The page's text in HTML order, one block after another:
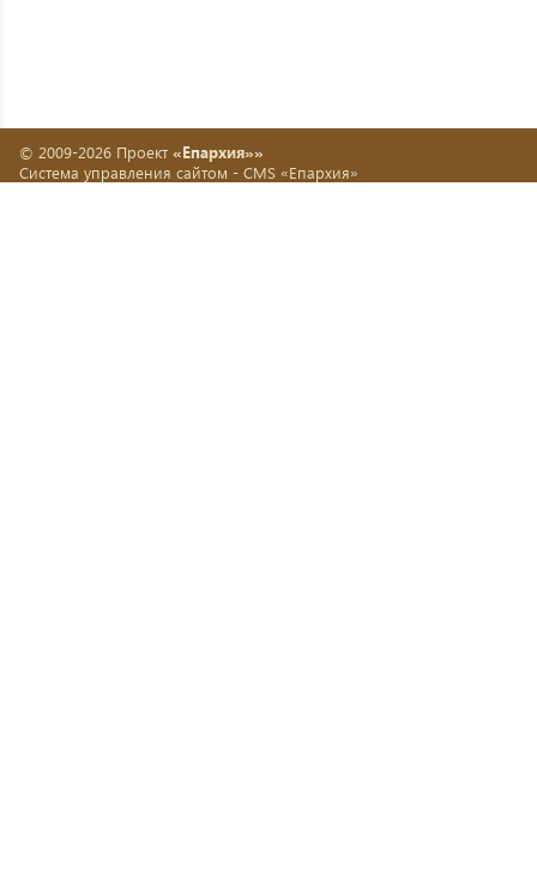
© 2009-2026 Проект «Епархия»»
Система управления сайтом - CMS «Епархия»